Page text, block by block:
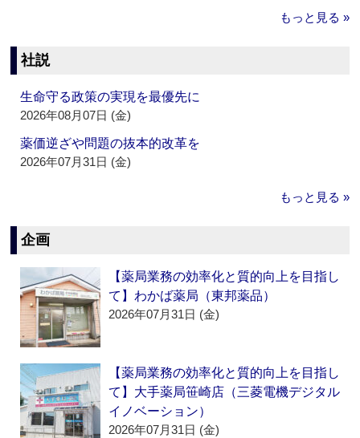
もっと見る »
社説
生命守る政策の実現を最優先に
2026年08月07日 (金)
薬価逆ざや問題の抜本的改革を
2026年07月31日 (金)
もっと見る »
企画
【薬局業務の効率化と質的向上を目指し
て】わかば薬局（東邦薬品）
2026年07月31日 (金)
【薬局業務の効率化と質的向上を目指し
て】大手薬局笹崎店（三菱電機デジタル
イノベーション）
2026年07月31日 (金)